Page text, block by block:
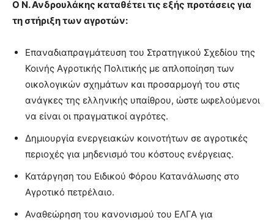
Ο Ν. Ανδρουλάκης καταθέτει τις εξής προτάσεις για
τη στήριξη των αγροτών:
Επαναδιαπραγμάτευση του Στρατηγικού Σχεδίου της
Κοινής Αγροτικής Πολιτικής με απλοποίηση των
οικολογικών σχημάτων και προσαρμογή του στις
ανάγκες της ελληνικής υπαίθρου, ώστε ωφελούμενοι
να είναι οι πραγματικοί αγρότες.
Δημιουργία ενεργειακών κοινοτήτων σε αγροτικές
περιοχές για μηδενισμό του κόστους ενέργειας.
Κατάργηση του Ειδικού Φόρου Κατανάλωσης στο
Αγροτικό πετρέλαιο.
Αναθεώρηση του κανονισμού του ΕΛΓΑ για